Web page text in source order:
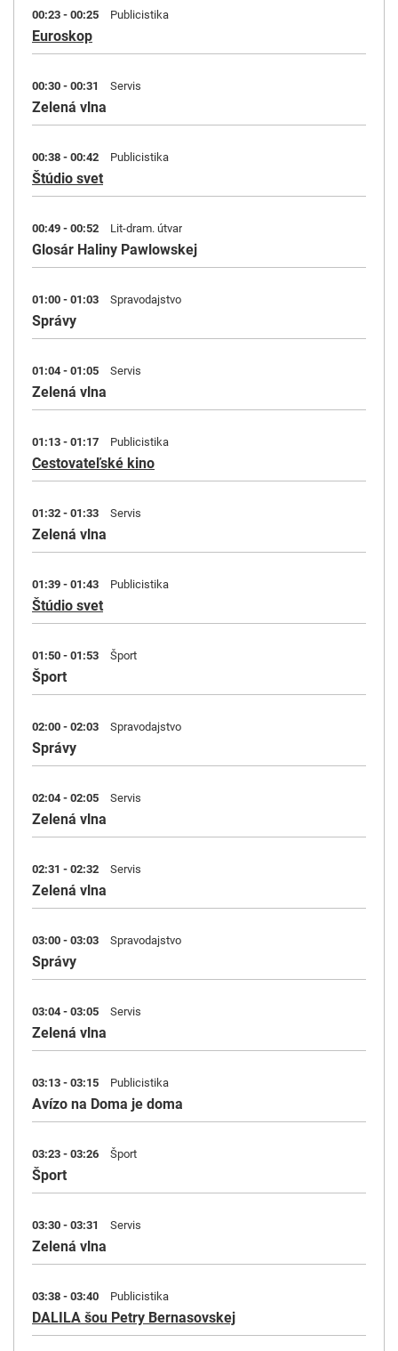
00:23 - 00:25 Publicistika
Euroskop
00:30 - 00:31 Servis
Zelená vlna
00:38 - 00:42 Publicistika
Štúdio svet
00:49 - 00:52 Lit-dram. útvar
Glosár Haliny Pawlowskej
01:00 - 01:03 Spravodajstvo
Správy
01:04 - 01:05 Servis
Zelená vlna
01:13 - 01:17 Publicistika
Cestovateľské kino
01:32 - 01:33 Servis
Zelená vlna
01:39 - 01:43 Publicistika
Štúdio svet
01:50 - 01:53 Šport
Šport
02:00 - 02:03 Spravodajstvo
Správy
02:04 - 02:05 Servis
Zelená vlna
02:31 - 02:32 Servis
Zelená vlna
03:00 - 03:03 Spravodajstvo
Správy
03:04 - 03:05 Servis
Zelená vlna
03:13 - 03:15 Publicistika
Avízo na Doma je doma
03:23 - 03:26 Šport
Šport
03:30 - 03:31 Servis
Zelená vlna
03:38 - 03:40 Publicistika
DALILA šou Petry Bernasovskej